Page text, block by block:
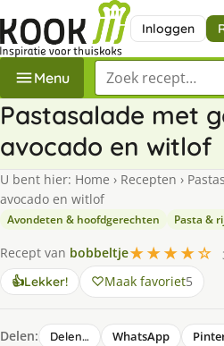
Inloggen
Menu Zoek een recept
Pastasalade met
avocado en witlof
U bent hier: Home › Recepten ›
avocado en witlof
Avondeten & hoofdgerechten Pasta &
Recept van bobbeltje★★★★☆
👍Lekker! Maak favoriet5
Delen: Delen… WhatsApp